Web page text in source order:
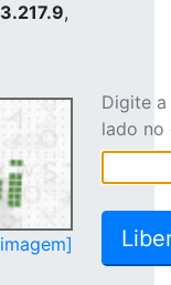
,
Digite
lado no